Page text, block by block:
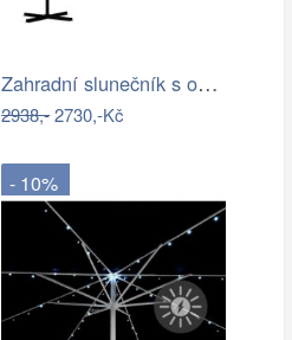
Zahradní slunečník s osvětlením PL-882,…
2938,-2730,-Kč
- 10%